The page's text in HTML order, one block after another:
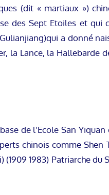
(dit « martiaux »)
des Sept Etoiles et qui
a donné
la Lance, la Hallebarde
de l’Ecole San
chinois comme Shen
1983) Patriarche du